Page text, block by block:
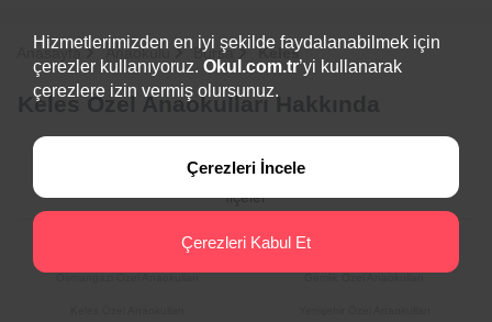
Anasayfa Anaokulu Bursa Keles
Keles Özel Anaokulları Hakkında
İlçeler
Harmancık Özel Anaokulları İznik Özel Anaokulları
Hizmetlerimizden en iyi şekilde faydalanabilmek için
çerezler kullanıyoruz. Okul.com.tr’yi kullanarak
çerezlere izin vermiş olursunuz.
Çerezleri İncele
Çerezleri Kabul Et